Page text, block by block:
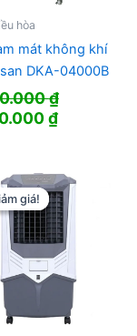
hòa
mát không khí
DKA-04000B
₫
₫.
₫Giá
là:
giá!
giá!